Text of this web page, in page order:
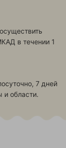
в течении 1
7 дней
области.